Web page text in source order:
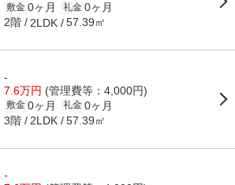
敷金 0ヶ月 礼金 0ヶ月
2階 2LDK 57.39㎡
-
7.6万円 (管理費等：4,000円)
敷金 0ヶ月 礼金 0ヶ月
3階 2LDK 57.39㎡
-